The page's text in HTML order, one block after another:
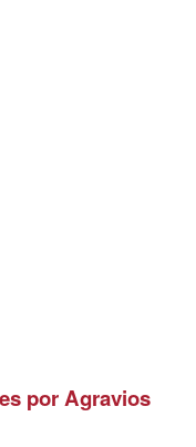
por Agravios